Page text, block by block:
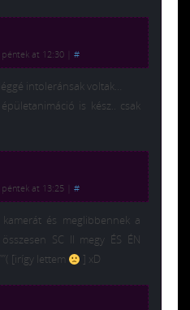
péntek at 12:30 #
intoleránsak voltak…
is kész.. csak
péntek at 13:25 #
és meglibbennek a
SC II megy ÉS ÉN
[irígy lettem
] xD